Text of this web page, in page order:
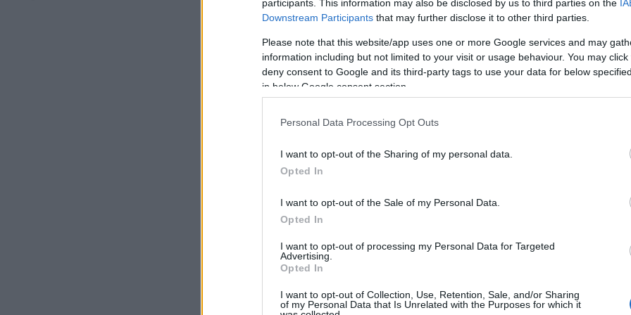
participants. This information may also be disclosed by us to third parties on the
Downstream Participants that may further disclose it to other third parties.
Please note that this website/app uses one or more Google services and may
information including but not limited to your visit or usage behaviour. You may
deny consent to Google and its third-party tags to use your data for below
in below Google consent section.
Personal Data Processing Opt Outs
I want to opt-out of the Sharing of my personal data.
Opted In
I want to opt-out of the Sale of my Personal Data.
Opted In
I want to opt-out of processing my Personal Data for Targeted
Advertising.
Opted In
I want to opt-out of Collection, Use, Retention, Sale, and/or Sharing
of my Personal Data that Is Unrelated with the Purposes for which it